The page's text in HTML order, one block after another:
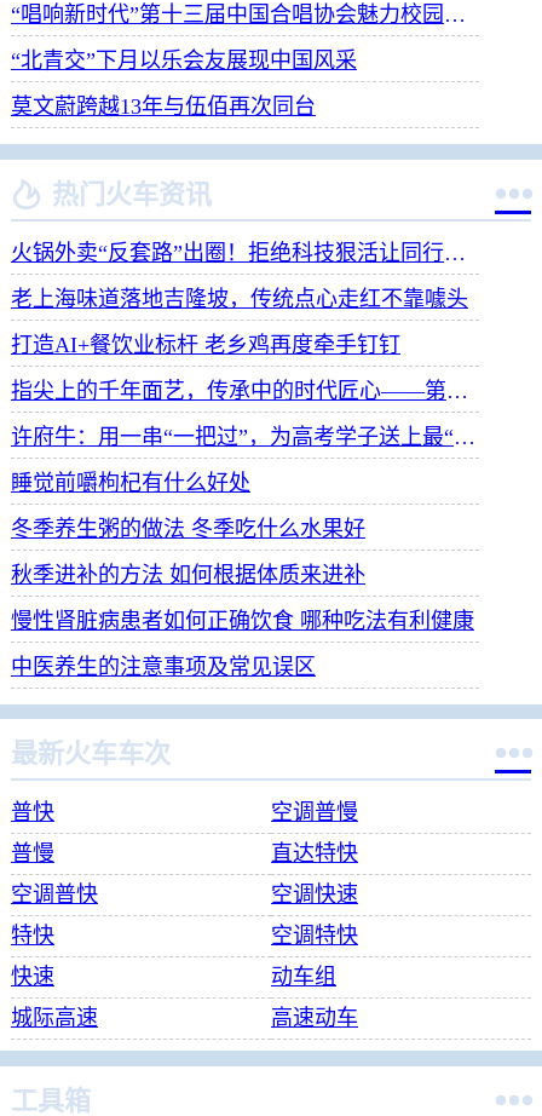
“唱响新时代”第十三届中国合唱协会魅力校园合唱展演开幕
“北青交”下月以乐会友展现中国风采
莫文蔚跨越13年与伍佰再次同台
 热门火车资讯 
火锅外卖“反套路”出圈！拒绝科技狠活让同行颤抖
老上海味道落地吉隆坡，传统点心走红不靠噱头
打造AI+餐饮业标杆 老乡鸡再度牵手钉钉
指尖上的千年面艺，传承中的时代匠心——第八届“安琪酵母杯”中华发酵面食大赛武汉赛区开赛
许府牛：用一串“一把过”，为高考学子送上最“牛”祝福
睡觉前嚼枸杞有什么好处
冬季养生粥的做法 冬季吃什么水果好
秋季进补的方法 如何根据体质来进补
慢性肾脏病患者如何正确饮食 哪种吃法有利健康
中医养生的注意事项及常见误区
最新火车车次 
普快
空调普慢
普慢
直达特快
空调普快
空调快速
特快
空调特快
快速
动车组
城际高速
高速动车
工具箱 